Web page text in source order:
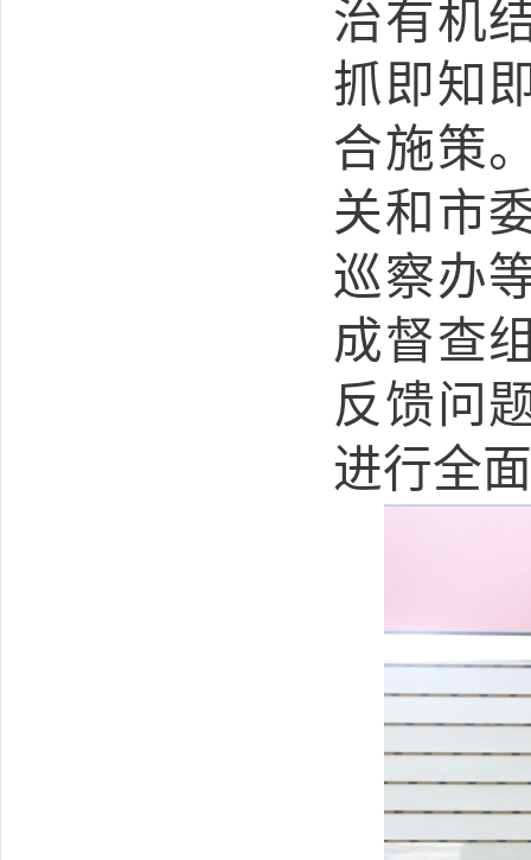
治有机
抓即知
合施策
关和市
巡察办
成督查
反馈问
进行全